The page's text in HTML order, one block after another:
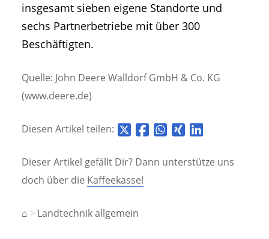
insgesamt sieben eigene Standorte und
sechs Partnerbetriebe mit über 300
Beschäftigten.
Quelle: John Deere Walldorf GmbH & Co. KG
(www.deere.de)
Diesen Artikel teilen:
Dieser Artikel gefällt Dir? Dann unterstütze uns
doch über die Kaffeekasse!
⌂ Landtechnik allgemein